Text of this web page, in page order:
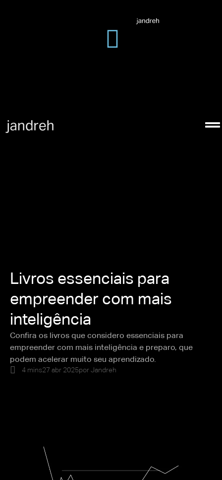
Livros essenciais para
empreender com mais
inteligência
Confira os livros que considero essenciais para
empreender com mais inteligência e preparo, que
podem acelerar muito seu aprendizado.
4 mins27 abr 2025porJandreh